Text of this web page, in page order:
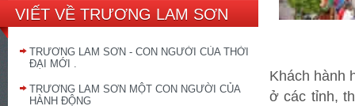
VIẾT VỀ TRƯƠNG LAM SƠN
TRƯƠNG LAM SƠN - CON NGƯỜI CỦA THỜI
ĐẠI MỚI .
TRƯƠNG LAM SƠN MỘT CON NGƯỜI CỦA
HÀNH ĐỘNG
Khách hành
ở các tỉnh,